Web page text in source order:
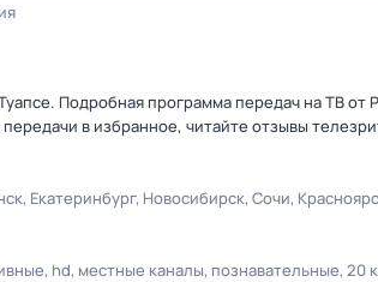
Подробная программа передач на ТВ от
в избранное, читайте отзывы
Екатеринбург Новосибирск Сочи
hd местные каналы познавательные 20